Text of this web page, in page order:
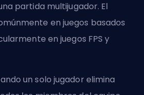
partida multijugador. El
en juegos basados
en juegos FPS y
un solo jugador elimina